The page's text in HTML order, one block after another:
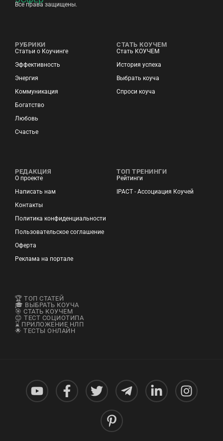
Все права защищены.
РУБРИКИ
Статьи о Коучинге
Эффективность
Энергия
Коммуникация
Богатство
Любовь
Счастье
СТАТЬ КОУЧЕМ
Стать КОУЧЕМ
История успеха
Выбрать коуча
Спроси коуча
РЕДАКЦИЯ
О проекте
Написать нам
Контакты
Политика конфиденциальности
Пользовательское соглашение
Оферта
Реклама на портале
ТОП ТРЕНИНГИ
Рейтинги
IPACT - Ассоциация Коучей
🏆 ТОП СТАТЕЙ
🎓 ВЫБРАТЬ КОУЧА
🎯 СТАТЬ КОУЧЕМ
😊 ТЕСТ СОЦИОТИПА
⌛ ПРИЛОЖЕНИЕ НЛП
🌟 ТЕСТЫ ОНЛАЙН